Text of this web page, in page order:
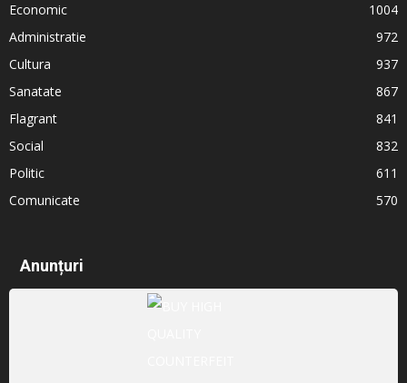
Economic
1004
Administratie
972
Cultura
937
Sanatate
867
Flagrant
841
Social
832
Politic
611
Comunicate
570
Anunțuri